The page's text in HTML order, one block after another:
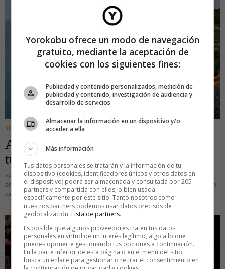
SOSTENIBILIDAD
Azores: de la caza de ballenas al
turismo sostenible
«¡Remad como si quisierais alimentar a vuestras familias!». Con esa frase se
animan todavía los lamarelanos, última comunidad que mantiene la pesca de
cachalotes como método de subsistencia. Los habitantes de esta
Yorokobu ofrece un modo de navegación
gratuito, mediante la aceptación de
cookies con los siguientes fines:
Publicidad y contenido personalizados, medición de
publicidad y contenido, investigación de audiencia y
desarrollo de servicios
Almacenar la información en un dispositivo y/o
acceder a ella
Más información
Tus datos personales se tratarán y la información de tu
dispositivo (cookies, identificadores únicos y otros datos en
el dispositivo) podrá ser almacenada y consultada por 205
partners y compartida con ellos, o bien usada
específicamente por este sitio. Tanto nosotros como
nuestros partners podemos usar datos precisos de
geolocalización. Lista de partners.
Es posible que algunos proveedores traten tus datos
personales en virtud de un interés legítimo, algo a lo que
puedes oponerte gestionando tus opciones a continuación.
En la parte inferior de esta página o en el menú del sitio,
busca un enlace para gestionar o retirar el consentimiento en